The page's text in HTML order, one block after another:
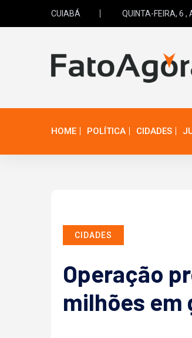
CUIABÁ QUINTA-FEIRA, 6 ,
HOME POLÍTICA CIDADES
CIDADES
Operação
milhões em